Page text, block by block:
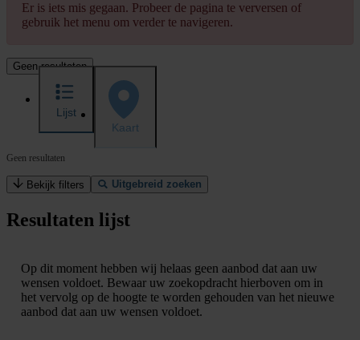
Er is iets mis gegaan. Probeer de pagina te verversen of
gebruik het menu om verder te navigeren.
Geen resultaten
Lijst
Kaart
Geen resultaten
Bekijk filters Uitgebreid zoeken
Resultaten lijst
Op dit moment hebben wij helaas geen aanbod dat aan uw
wensen voldoet. Bewaar uw zoekopdracht hierboven om in
het vervolg op de hoogte te worden gehouden van het nieuwe
aanbod dat aan uw wensen voldoet.